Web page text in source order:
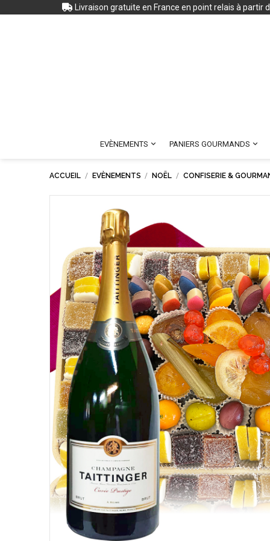
Livraison gratuite en France en point relais à partir

EVÈNEMENTS 
PANIERS GOURMANDS
ACCUEIL EVÈNEMENTS NOËL CONFISERIE &